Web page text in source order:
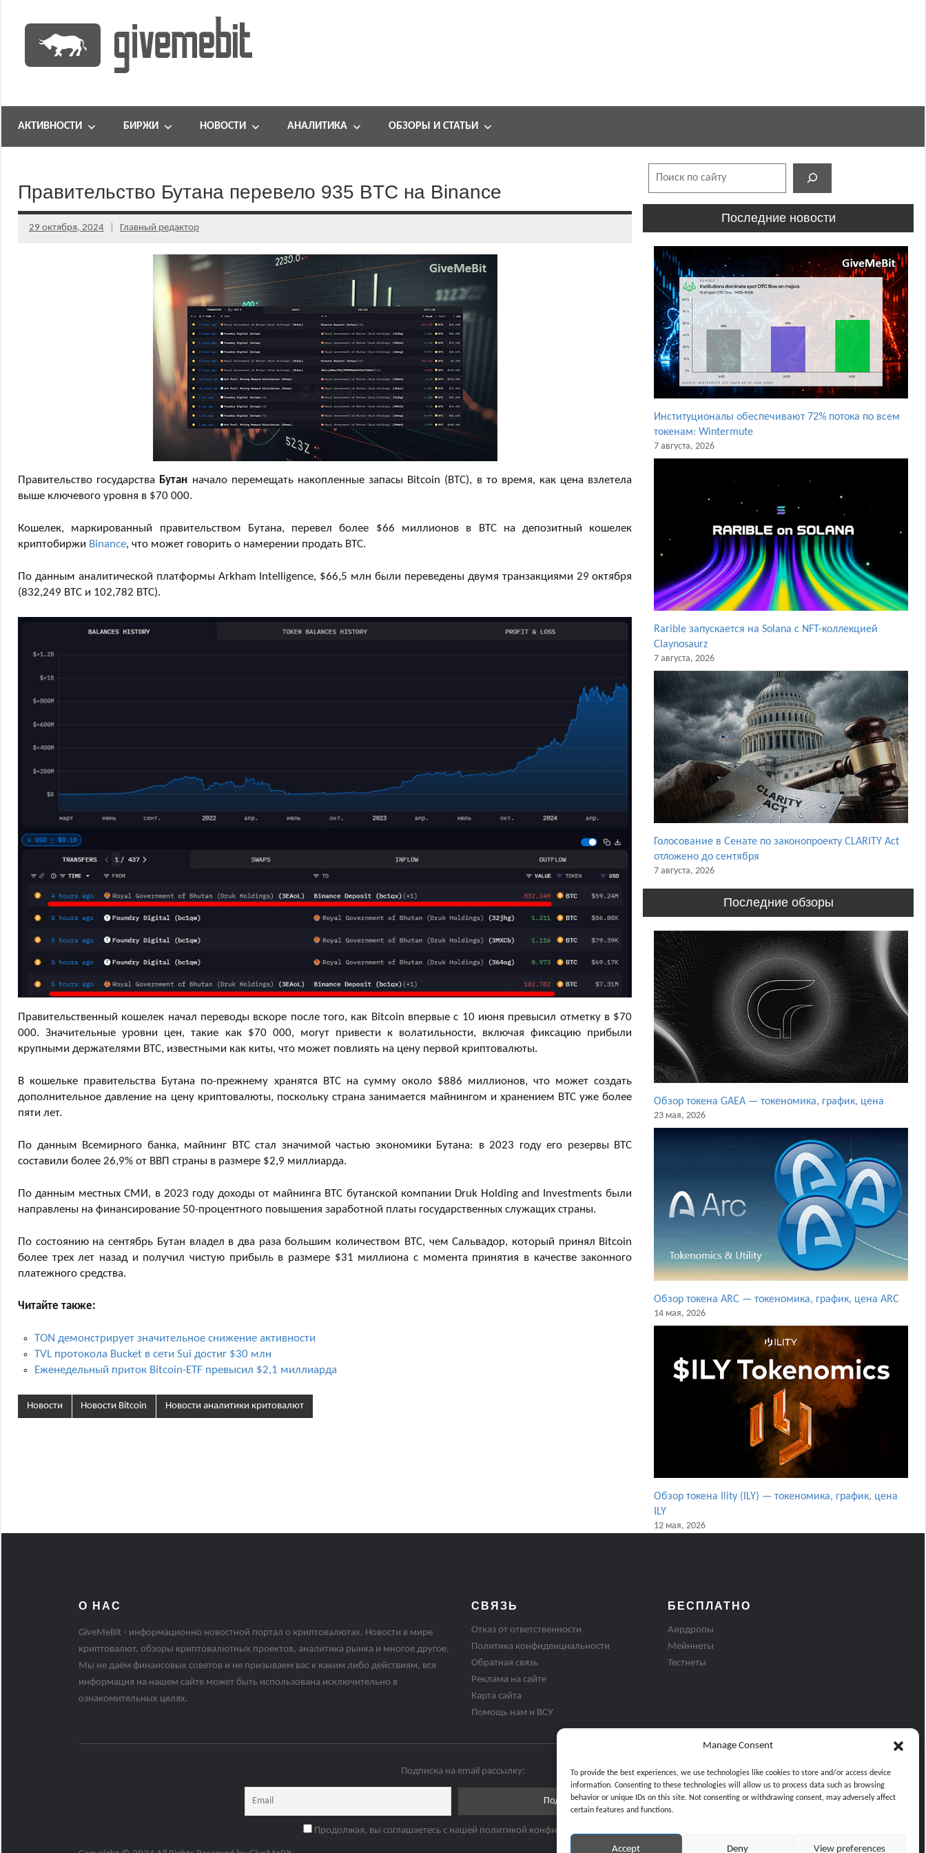
Manage Consent
To provide the best experiences, we use technologies like cookies to store and/or access device
information. Consenting to these technologies will allow us to process data such as browsing
behavior or unique IDs on this site. Not consenting or withdrawing consent, may adversely affect
certain features and functions.
Accept Deny View preferences
содержимому
GiveMeBit.com
портал
АКТИВНОСТИ БИРЖИ НОВОСТИ АНАЛИТИКА ОБЗОРЫ И СТАТЬИ
Правительство Бутана перевело 935 BTC на Binance
29 октября, 2024 Главный редактор
Правительство государства Бутан начало перемещать накопленные запасы Bitcoin (BTC), в то время, как цена взлетела
выше ключевого уровня в $70 000.
Кошелек, маркированный правительством Бутана, перевел более $66 миллионов в BTC на депозитный кошелек
криптобиржи Binance, что может говорить о намерении продать BTC.
По данным аналитической платформы Arkham Intelligence, $66,5 млн были переведены двумя транзакциями 29 октября
(832,249 BTC и 102,782 BTC).
Правительственный кошелек начал переводы вскоре после того, как Bitcoin впервые с 10 июня превысил отметку в $70
000. Значительные уровни цен, такие как $70 000, могут привести к волатильности, включая фиксацию прибыли
крупными держателями BTC, известными как киты, что может повлиять на цену первой криптовалюты.
В кошельке правительства Бутана по-прежнему хранятся BTC на сумму около $886 миллионов, что может создать
дополнительное давление на цену криптовалюты, поскольку страна занимается майнингом и хранением BTC уже более
пяти лет.
По данным Всемирного банка, майнинг BTC стал значимой частью экономики Бутана: в 2023 году его резервы BTC
составили более 26,9% от ВВП страны в размере $2,9 миллиарда.
По данным местных СМИ, в 2023 году доходы от майнинга BTC бутанской компании Druk Holding and Investments были
направлены на финансирование 50-процентного повышения заработной платы государственных служащих страны.
По состоянию на сентябрь Бутан владел в два раза большим количеством BTC, чем Сальвадор, который принял Bitcoin
более трех лет назад и получил чистую прибыль в размере $31 миллиона с момента принятия в качестве законного
платежного средства.
Читайте также:
TON демонстрирует значительное снижение активности
TVL протокола Bucket в сети Sui достиг $30 млн
Еженедельный приток Bitcoin-ETF превысил $2,1 миллиарда
Новости Новости Bitcoin Новости аналитики критовалют
Последние новости
Институционалы обеспечивают 72% потока по всем
токенам: Wintermute
7 августа, 2026
Rarible запускается на Solana с NFT-коллекцией
Claynosaurz
7 августа, 2026
Голосование в Сенате по законопроекту CLARITY Act
отложено до сентября
7 августа, 2026
Последние обзоры
Обзор токена GAEA — токеномика, график, цена
23 мая, 2026
Обзор токена ARC — токеномика, график, цена ARC
14 мая, 2026
Обзор токена Ility (ILY) — токеномика, график, цена
ILY
12 мая, 2026
О НАС
GiveMeBit - информационно новостной портал о криптовалютах. Новости в мире
криптовалют, обзоры криптовалютных проектов, аналитика рынка и многое другое.
Мы не даём финансовых советов и не призываем вас к каким либо действиям, вся
информация на нашем сайте может быть использована исключительно в
ознакомительных целях.
СВЯЗЬ
Отказ от ответственности
Политика конфиденциальности
Обратная связь
Реклама на сайте
Карта сайта
Помощь нам и ВСУ
БЕСПЛАТНО
Аирдропы
Мейннеты
Тестнеты
Подписка на email рассылку:
Продолжая, вы соглашаетесь с нашей политикой конфиденциальности